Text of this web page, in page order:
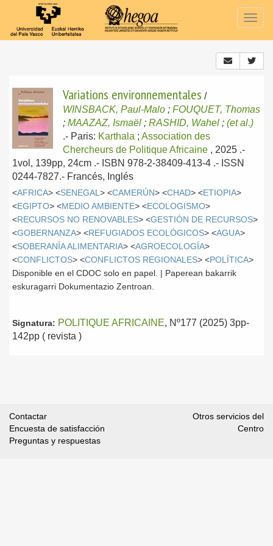
Variations environnementales /
WINSBACK, Paul-Malo ; FOUQUET, Thomas
; MAAZAZ, Ismaël ; RASHID, Wahel ; (et al.)
.- Paris: Karthala ; Association des
Chercheurs de Politique Africaine , 2025 .-
1vol, 139pp, 24cm .- ISBN 978-2-38409-413-4 .- ISSN
0244-7827.- Francés, Inglés
<AFRICA> <SENEGAL > <CAMERÚN> <CHAD> <ETIOPIA>
<EGIPTO> <MEDIO AMBIENTE> <ECOLOGISMO>
<RECURSOS NO RENOVABLES> <GESTIÓN DE RECURSOS>
<GOBERNANZA> <REFUGIADOS ECOLÓGICOS> <AGUA>
<SOBERANÍA ALIMENTARIA> <AGROECOLOGÍA>
<CONFLICTOS> <CONFLICTOS REGIONALES> <POLÍTICA>
Disponible en el CDOC solo en papel. | Paperean bakarrik
eskuragarri Dokumentazio Zentroan.
Signatura: POLITIQUE AFRICAINE, Nº177 (2025) 3pp-
142pp ( revista )
Contactar
Encuesta de satisfacción
Preguntas y respuestas
Otros servicios del
Centro